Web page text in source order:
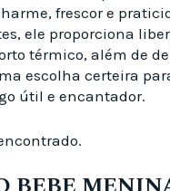
frescor e
ele proporciona
térmico, além de
escolha certeira
útil e encantador.